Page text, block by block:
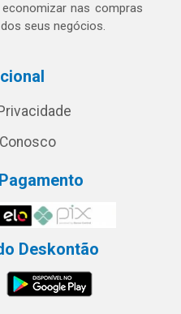
nas compras
seus negócios.
Deskontão